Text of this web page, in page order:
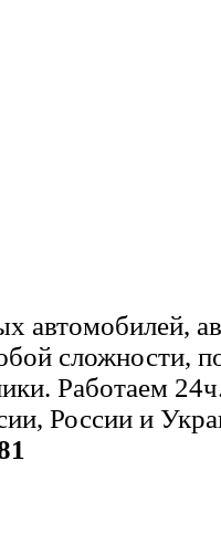
сложности,
Работаем
России и